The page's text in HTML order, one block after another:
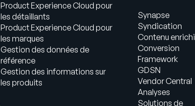
Product Experience Cloud pour
les détaillants
Product Experience Cloud pour
les marques
Gestion des données de
référence
Gestion des informations sur
les produits
Synapse
Syndication
Contenu enrichi
Conversion
Framework
GDSN
Vendor Central
Analyses
Solutions de